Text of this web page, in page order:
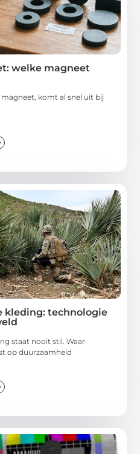
welke magneet
magneet, komt al snel uit bij
kleding: technologie
staat nooit stil. Waar
op duurzaamheid